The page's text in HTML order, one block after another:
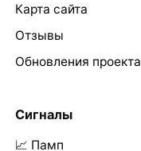
Карта сайта
Отзывы
Обновления проекта
Сигналы
📈 Памп